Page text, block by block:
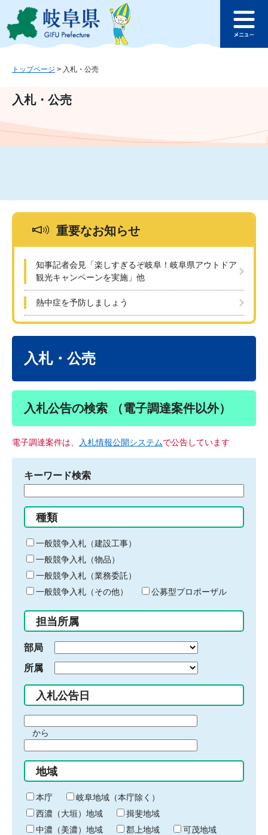
ジ
ュ
文
このページの本文へ
ュ
トップページ > 入札・公売
入札・公売
重要なお知らせ
知事記者会見「楽しすぎるぞ岐阜！岐阜県アウトドア
観光キャンペーンを実施」他
熱中症を予防しましょう
入札・公売
入札公告の検索 （電子調達案件以外）
電子調達案件は、 入札情報公開システムで公告しています
キーワード検索
る
キ
ー
ワ
ー
ド
入
力
種類
一般競争入札（建設工事）
一般競争入札（物品）
一般競争入札（業務委託）
一般競争入札（その他）
公募型プロポーザル
担当所属
部局
所属
入札公告日
間
始
り
から
間
終
わ
り
地域
本庁
岐阜地域（本庁除く）
西濃（大垣）地域
揖斐地域
中濃（美濃）地域
郡上地域
可茂地域